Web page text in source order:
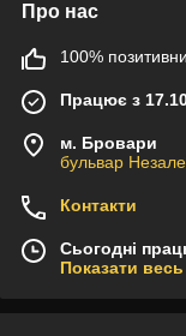
Про нас
100%
Працює з
м. Бровари
бульвар
Контакти
Сьогодні
Показати